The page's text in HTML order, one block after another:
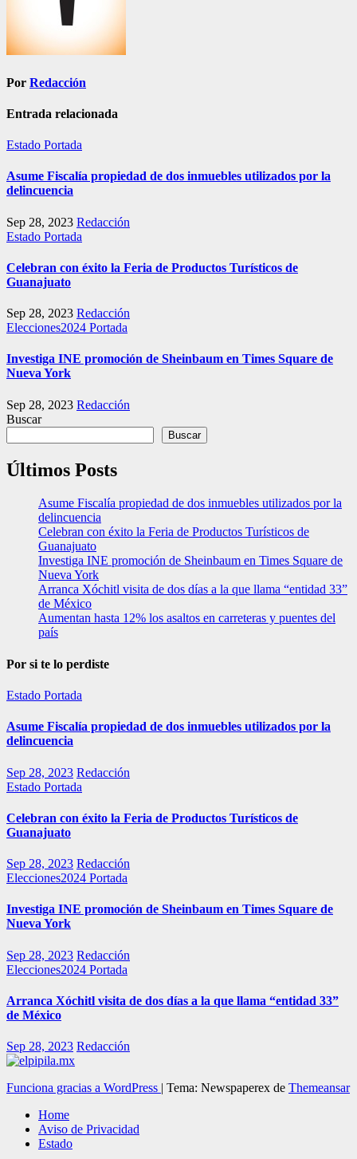
Por Redacción
Entrada relacionada
Estado Portada
Asume Fiscalía propiedad de dos inmuebles utilizados por la
delincuencia
Sep 28, 2023 Redacción
Estado Portada
Celebran con éxito la Feria de Productos Turísticos de
Guanajuato
Sep 28, 2023 Redacción
Elecciones2024 Portada
Investiga INE promoción de Sheinbaum en Times Square de
Nueva York
Sep 28, 2023 Redacción
Buscar
Buscar
Últimos Posts
Asume Fiscalía propiedad de dos inmuebles utilizados por la
delincuencia
Celebran con éxito la Feria de Productos Turísticos de
Guanajuato
Investiga INE promoción de Sheinbaum en Times Square de
Nueva York
Arranca Xóchitl visita de dos días a la que llama “entidad 33”
de México
Aumentan hasta 12% los asaltos en carreteras y puentes del
país
Por si te lo perdiste
Estado Portada
Asume Fiscalía propiedad de dos inmuebles utilizados por la
delincuencia
Sep 28, 2023 Redacción
Estado Portada
Celebran con éxito la Feria de Productos Turísticos de
Guanajuato
Sep 28, 2023 Redacción
Elecciones2024 Portada
Investiga INE promoción de Sheinbaum en Times Square de
Nueva York
Sep 28, 2023 Redacción
Elecciones2024 Portada
Arranca Xóchitl visita de dos días a la que llama “entidad 33”
de México
Sep 28, 2023 Redacción
Funciona gracias a WordPress | Tema: Newspaperex de Themeansar
Home
Aviso de Privacidad
Estado